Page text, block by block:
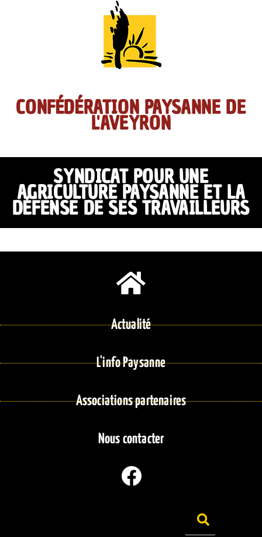
CONFÉDÉRATION PAYSANNE DE
L'AVEYRON
SYNDICAT POUR UNE
AGRICULTURE PAYSANNE ET LA
DÉFENSE DE SES TRAVAILLEURS
Actualité
L'info Paysanne
Associations partenaires
Nous contacter